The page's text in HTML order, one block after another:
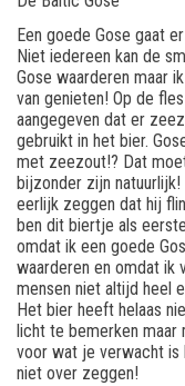
Een goede Gose gaat
Niet iedereen kan de
Gose waarderen maar
van genieten! Op de
aangegeven dat er
gebruikt in het bier.
met zeezout!? Dat
bijzonder zijn
eerlijk zeggen dat hij
ben dit biertje als
omdat ik een goede
waarderen en omdat ik
mensen niet altijd heel
Het bier heeft helaas
licht te bemerken maar
voor wat je verwacht is
niet over zeggen!